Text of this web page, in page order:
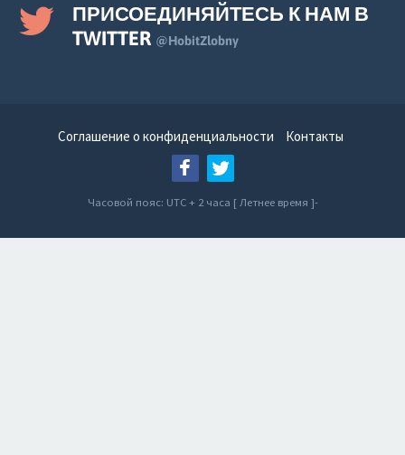
ПРИСОЕДИНЯЙТЕСЬ К НАМ В
TWITTER @HobitZlobny
Соглашение о конфиденциальности Контакты
Часовой пояс: UTC + 2 часа [ Летнее время ]-